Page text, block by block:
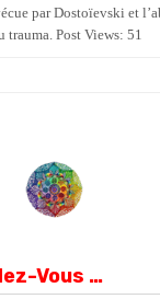
par Dostoïevski et
Post Views: 51
Vous …